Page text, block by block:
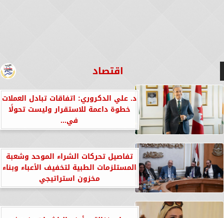
اقتصاد
د. علي الدكروري: اتفاقات تبادل العملات
خطوة داعمة للاستقرار وليست تحولًا
في...
تفاصيل تحركات الشراء الموحد وشعبة
المستلزمات الطبية لتخفيف الأعباء وبناء
مخزون استراتيجي